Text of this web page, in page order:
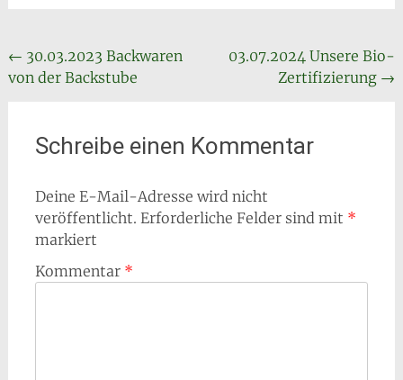
Beitragsnavigation
← 30.03.2023 Backwaren
von der Backstube
03.07.2024 Unsere Bio-
Zertifizierung →
Schreibe einen Kommentar
Deine E-Mail-Adresse wird nicht
veröffentlicht. Erforderliche Felder sind mit *
markiert
Kommentar *